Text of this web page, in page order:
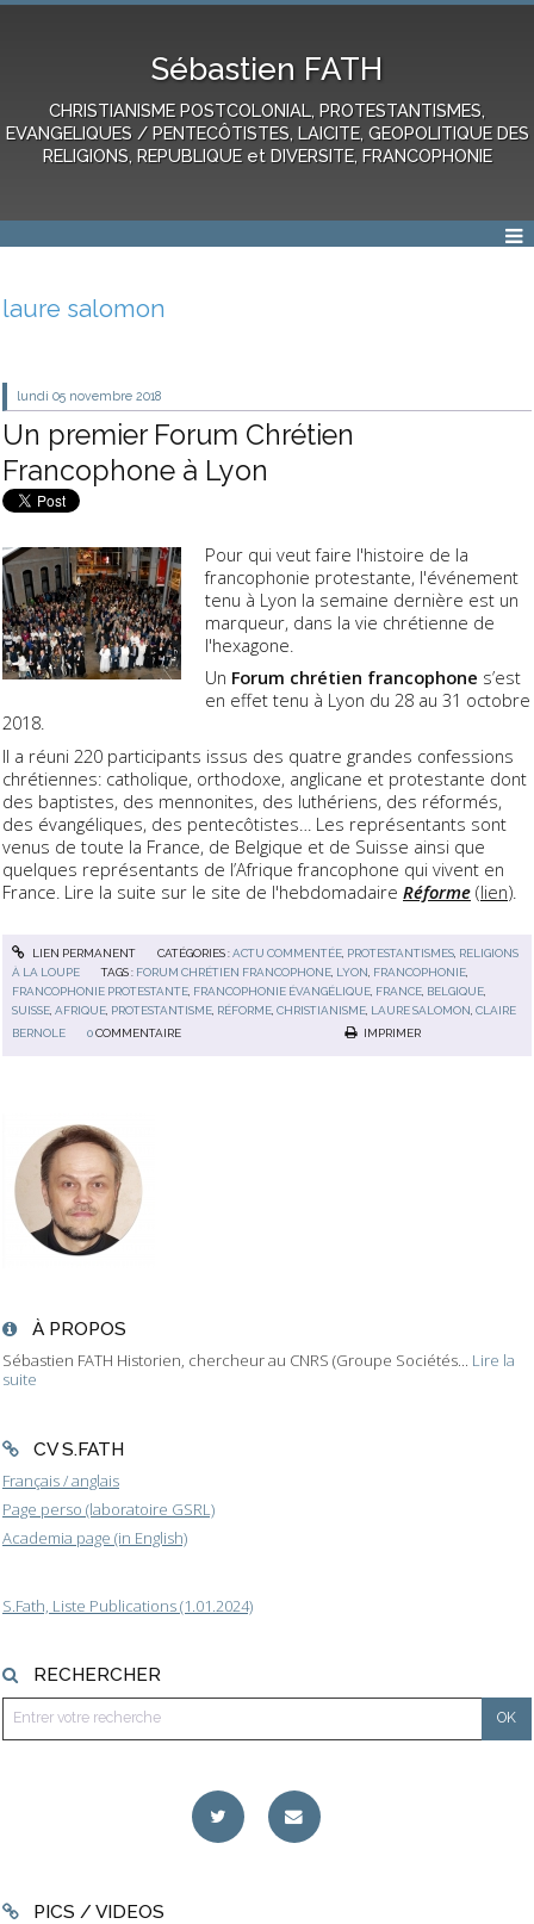
Sébastien FATH
CHRISTIANISME POSTCOLONIAL, PROTESTANTISMES,
EVANGELIQUES / PENTECÔTISTES, LAICITE, GEOPOLITIQUE DES
RELIGIONS, REPUBLIQUE et DIVERSITE, FRANCOPHONIE
À PROPOS
Sébastien FATH Historien, chercheur au CNRS (Groupe Sociétés... Lire la
suite
CV S.FATH
Français / anglais
Page perso (laboratoire GSRL)
Academia page (in English)
S.Fath, Liste Publications (1.01.2024)
RECHERCHER
PICS / VIDEOS
laure salomon
lundi 05 novembre 2018
Un premier Forum Chrétien
Francophone à Lyon
Pour qui veut faire l'histoire de la
francophonie protestante, l'événement
tenu à Lyon la semaine dernière est un
marqueur, dans la vie chrétienne de
l'hexagone.
Un Forum chrétien francophone s’est
en effet tenu à Lyon du 28 au 31 octobre
2018.
Il a réuni 220 participants issus des quatre grandes confessions
chrétiennes: catholique, orthodoxe, anglicane et protestante dont
des baptistes, des mennonites, des luthériens, des réformés,
des évangéliques, des pentecôtistes… Les représentants sont
venus de toute la France, de Belgique et de Suisse ainsi que
quelques représentants de l’Afrique francophone qui vivent en
France. Lire la suite sur le site de l'hebdomadaire Réforme (lien).
LIEN PERMANENT CATÉGORIES :ACTU COMMENTÉE, PROTESTANTISMES, RELIGIONS
À LA LOUPE
TAGS : FORUM CHRÉTIEN FRANCOPHONE LYON FRANCOPHONIE
FRANCOPHONIE PROTESTANTE FRANCOPHONIE ÉVANGÉLIQUE FRANCE BELGIQUE
SUISSE ,AFRIQUE PROTESTANTISME RÉFORME ,CHRISTIANISME LAURE SALOMON ,CLAIRE
BERNOLE
0 COMMENTAIRE IMPRIMER